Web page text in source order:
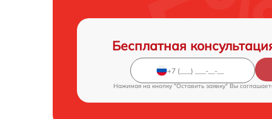
Бесплатная
Нажимая на кнопку "Оставить заявку" Вы